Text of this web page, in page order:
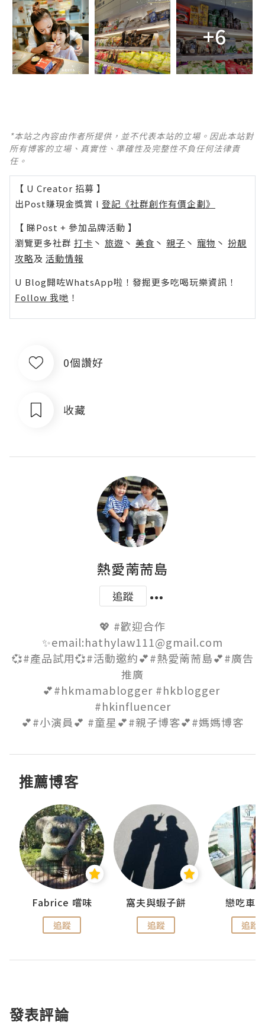
+6
*本站之內容由作者所提供，並不代表本站的立場。因此本站對
所有博客的立場、真實性、準確性及完整性不負任何法律責
任。
【 U Creator 招募 】
出Post賺現金獎賞 l 登記《社群創作有價企劃》
【 睇Post + 參加品牌活動 】
瀏覽更多社群 打卡 丶 旅遊 丶 美食 丶 親子 丶 寵物 丶 扮靚
攻略及 活動情報
U Blog開咗WhatsApp啦！發掘更多吃喝玩樂資訊！
Follow 我哋 ！
0個讚好
收藏
熱愛萳荋島
追蹤
💖 #歡迎合作
✨email:hathylaw111@gmail.com
💞#產品試用💞#活動邀約💕#熱愛萳荋島💕#廣告
推廣
💕#hkmamablogger #hkblogger
#hkinfluencer
💕#小演員💕 #童星💕#親子博客💕#媽媽博客
推薦博客
Fabrice 嚐味
追蹤
窩夫與蝦子餅
追蹤
戀吃車
追蹤
發表評論